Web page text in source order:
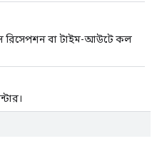
রিসেপশন বা টাইম-আউটে কল